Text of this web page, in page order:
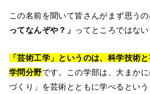
この名前を聞いて皆さんがまず思うの
ってなんぞや？」 ってところではな
「芸術工学」というのは、科学技術
学問分野です。この学部は、大まか
づくり」を芸術とともに学べるとい